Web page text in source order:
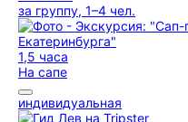
за группу, 1–4 чел.
1,5 часа
На сапе
индивидуальная